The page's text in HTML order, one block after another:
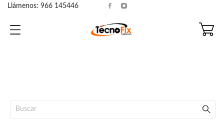
Llámenos: 966 145446